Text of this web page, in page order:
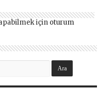
için oturum